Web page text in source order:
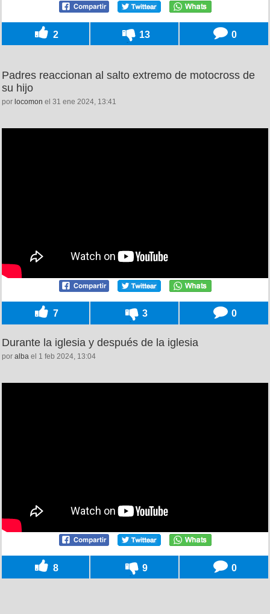
2 13 0
Padres reaccionan al salto extremo de motocross de
su hijo
por locomon el 31 ene 2024, 13:41
7 3 0
Durante la iglesia y después de la iglesia
por alba el 1 feb 2024, 13:04
8 9 0